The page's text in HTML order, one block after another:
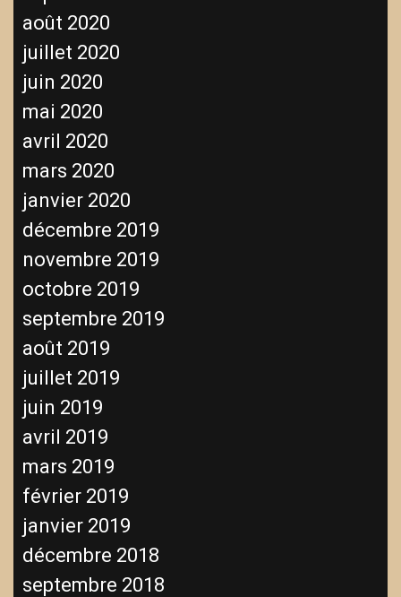
août 2020
juillet 2020
juin 2020
mai 2020
avril 2020
mars 2020
janvier 2020
décembre 2019
novembre 2019
octobre 2019
septembre 2019
août 2019
juillet 2019
juin 2019
avril 2019
mars 2019
février 2019
janvier 2019
décembre 2018
septembre 2018